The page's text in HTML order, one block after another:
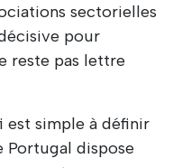
sectorielles
pour
reste pas lettre
est simple à définir
Portugal dispose